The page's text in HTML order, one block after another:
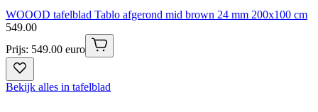
WOOOD tafelblad Tablo afgerond mid brown 24 mm 200x100 cm
549.00
Prijs: 549.00 euro
Bekijk alles in tafelblad